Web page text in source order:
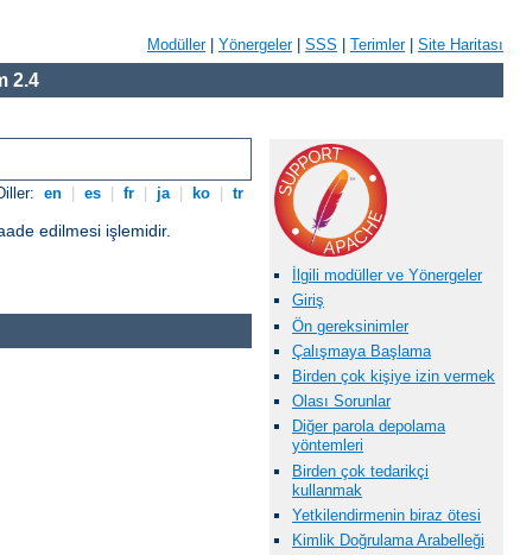
Modüller| Yönergeler| SSS Terimler| Site Haritası
2.4
en es fr ja ko tr
edilmesi işlemidir.
İlgili modüller ve Yönergeler
Giriş
Ön gereksinimler
Çalışmaya Başlama
Birden çok kişiye izin vermek
Olası Sorunlar
Diğer parola depolama
yöntemleri
Birden çok tedarikçi
kullanmak
Yetkilendirmenin biraz ötesi
Kimlik Doğrulama Arabelleği